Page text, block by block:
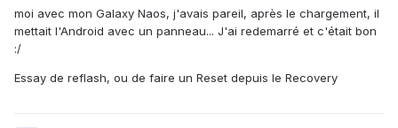
moi avec mon Galaxy Naos, j'avais pareil, après le chargement, il
mettait l'Android avec un panneau... J'ai redemarré et c'était bon
:/
Essay de reflash, ou de faire un Reset depuis le Recovery